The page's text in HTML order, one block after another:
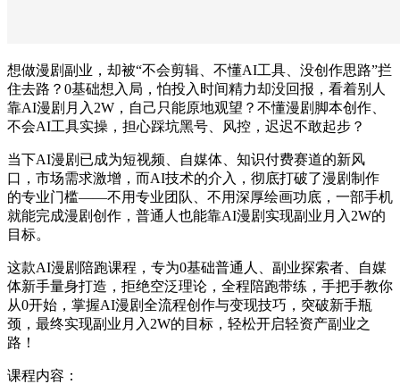
想做漫剧副业，却被“不会剪辑、不懂AI工具、没创作思路”拦
住去路？0基础想入局，怕投入时间精力却没回报，看着别人
靠AI漫剧月入2W，自己只能原地观望？不懂漫剧脚本创作、
不会AI工具实操，担心踩坑黑号、风控，迟迟不敢起步？​
当下AI漫剧已成为短视频、自媒体、知识付费赛道的新风
口，市场需求激增，而AI技术的介入，彻底打破了漫剧制作
的专业门槛——不用专业团队、不用深厚绘画功底，一部手机
就能完成漫剧创作，普通人也能靠AI漫剧实现副业月入2W的
目标。​
这款AI漫剧陪跑课程，专为0基础普通人、副业探索者、自媒
体新手量身打造，拒绝空泛理论，全程陪跑带练，手把手教你
从0开始，掌握AI漫剧全流程创作与变现技巧，突破新手瓶
颈，最终实现副业月入2W的目标，轻松开启轻资产副业之
路！
课程内容：